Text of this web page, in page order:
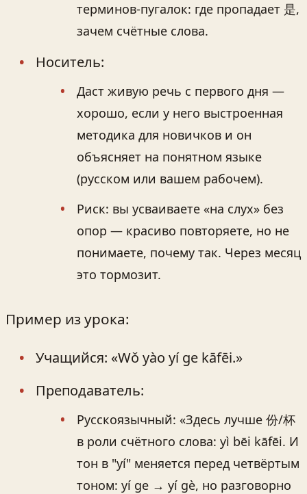
терминов-пугалок: где пропадает 是,
зачем счётные слова.
Носитель:
Даст живую речь с первого дня —
хорошо, если у него выстроенная
методика для новичков и он
объясняет на понятном языке
(русском или вашем рабочем).
Риск: вы усваиваете «на слух» без
опор — красиво повторяете, но не
понимаете, почему так. Через месяц
это тормозит.
Пример из урока:
Учащийся: «Wǒ yào yí ge kāfēi.»
Преподаватель:
Русскоязычный: «Здесь лучше 份/杯
в роли счётного слова: yì bēi kāfēi. И
тон в "yí" меняется перед четвёртым
тоном: yí ge → yí gè, но разговорно